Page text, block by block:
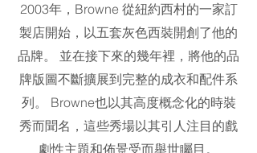
2003年，Browne 從紐約西村的一家訂
製店開始，以五套灰色西裝開創了他的
品牌。 並在接下來的幾年裡，將他的品
牌版圖不斷擴展到完整的成衣和配件系
列。 Browne也以其高度概念化的時裝
秀而聞名，這些秀場以其引人注目的戲
劇性主題和佈景受而舉世矚目。